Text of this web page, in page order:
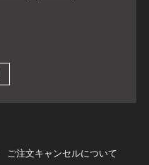
ご注文キャンセルについて